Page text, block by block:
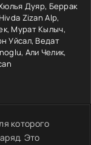
Дуяр, Беррак
Zizan Alp,
Мурат Кылыч,
Уйсал, Ведат
Али Челик,
которого
Это